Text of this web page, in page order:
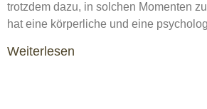
trotzdem dazu, in solchen Momenten
hat eine körperliche und eine
Weiterlesen